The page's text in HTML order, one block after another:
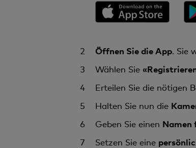
Öffnen Sie die App. Sie
Wählen Sie
Erteilen Sie die nötigen
Halten Sie nun die
Geben Sie einen Namen
Setzen Sie eine